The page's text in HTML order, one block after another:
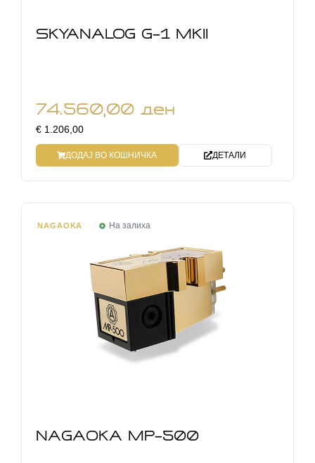
SKYANALOG G-1 MKII
74.560,00 ден
€ 1.206,00
ДОДАЈ ВО КОШНИЧКА ДЕТАЛИ
NAGAOKA На залиха
NAGAOKA MP-500